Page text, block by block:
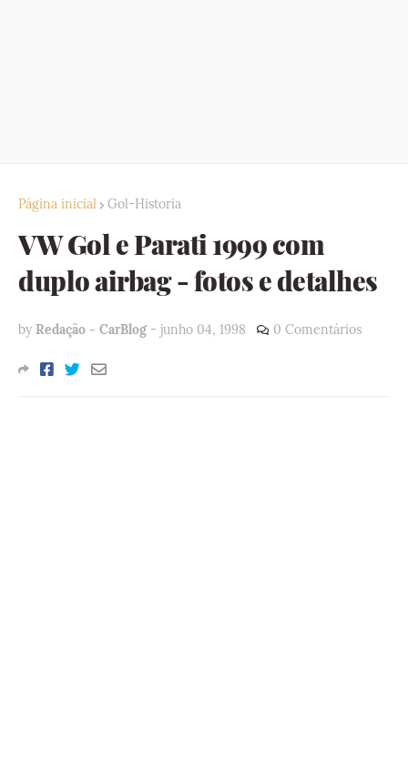
Página inicial Gol-Historia
VW Gol e Parati 1999 com
duplo airbag - fotos e detalhes
by Redação - CarBlog - junho 04, 1998 0 Comentários